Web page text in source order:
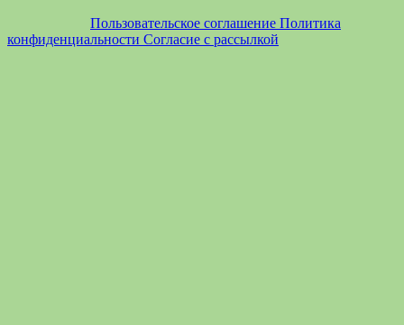
Пользовательское соглашение Политика
конфиденциальности Согласие с рассылкой